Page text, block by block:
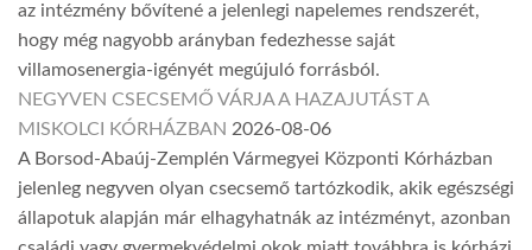
az intézmény bővítené a jelenlegi napelemes rendszerét,
hogy még nagyobb arányban fedezhesse saját
villamosenergia-igényét megújuló forrásból.
NEGYVEN CSECSEMŐ VÁRJA A HAZAJUTÁST A
MISKOLCI KÓRHÁZBAN 2026-08-06
A Borsod-Abaúj-Zemplén Vármegyei Központi Kórházban
jelenleg negyven olyan csecsemő tartózkodik, akik egészségi
állapotuk alapján már elhagyhatnák az intézményt, azonban